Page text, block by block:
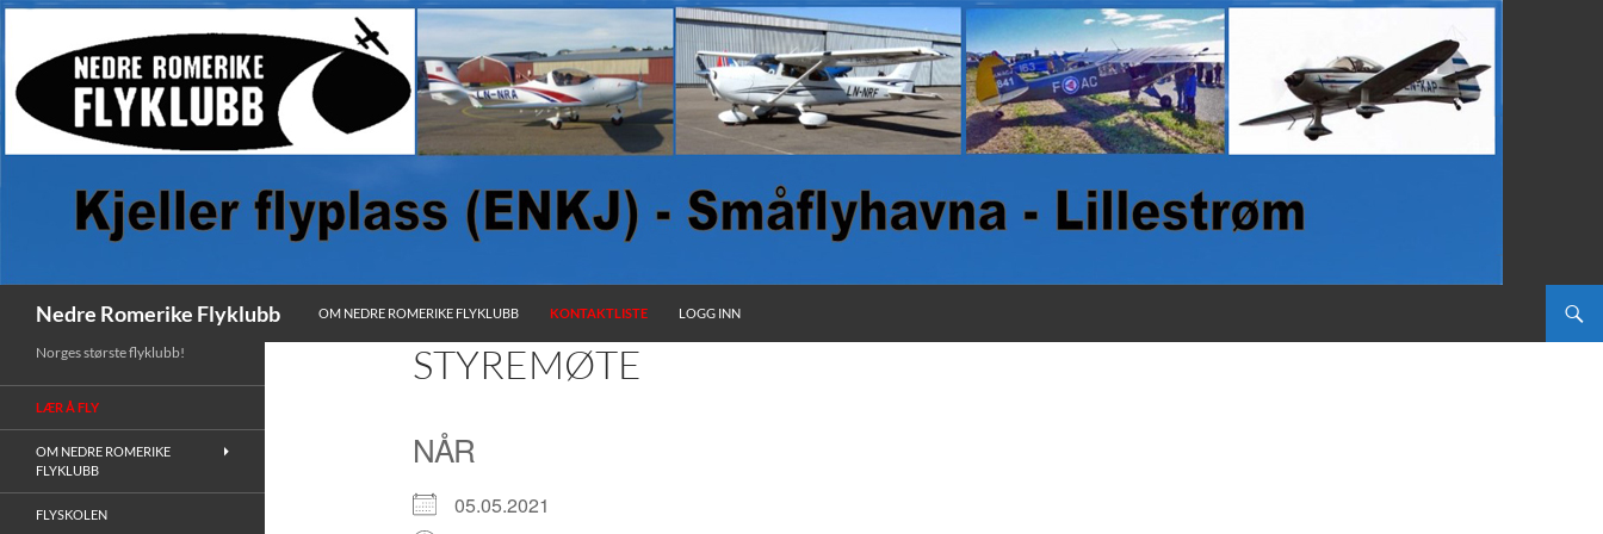
Nedre Romerike Flyklubb
OM NEDRE ROMERIKE FLYKLUBB
KONTAKTLISTE LOGG INN
STYREMØTE
NÅR
05.05.2021
Norges største flyklubb!
LÆR Å FLY
OM NEDRE ROMERIKE
FLYKLUBB
FLYSKOLEN